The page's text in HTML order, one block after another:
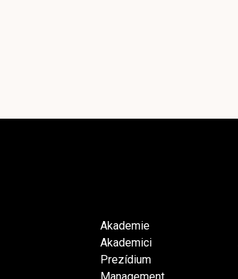
Akademie
Akademici
Prezídium